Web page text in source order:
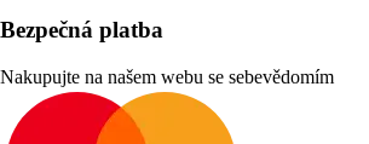
Bezpečná platba
Nakupujte na našem webu se sebevědomím